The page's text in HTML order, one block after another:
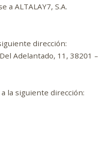
a ALTALAY7, S.A.
dirección:
Adelantado, 11, 38201 –
la siguiente dirección: